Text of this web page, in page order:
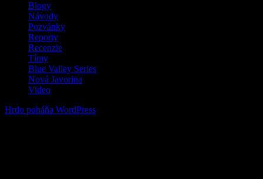
Blogy
Návody
Pozvánky
Reporty
Recenzie
Tímy
Blue Valley Series
Nová Javorina
Video
Hrdo poháňa WordPress